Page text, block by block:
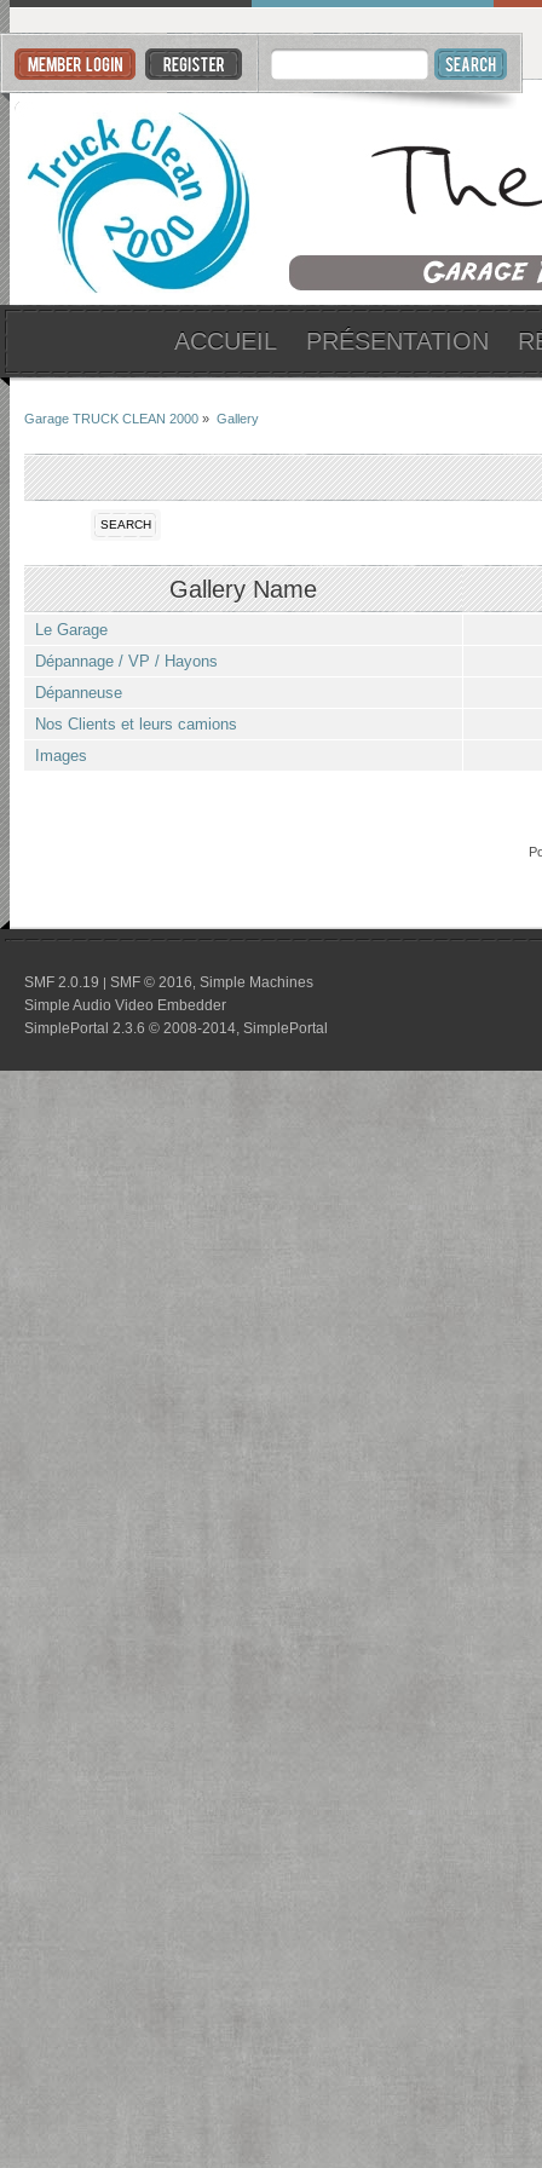
ACCUEIL PRÉSENTATION
Garage TRUCK CLEAN 2000 » Gallery
SEARCH
Gallery Name
Le Garage
Dépannage / VP / Hayons
Dépanneuse
Nos Clients et leurs camions
Images
SMF 2.0.19 | SMF © 2016 Simple Machines
Simple Audio Video Embedder
SimplePortal 2.3.6 © 2008-2014, SimplePortal